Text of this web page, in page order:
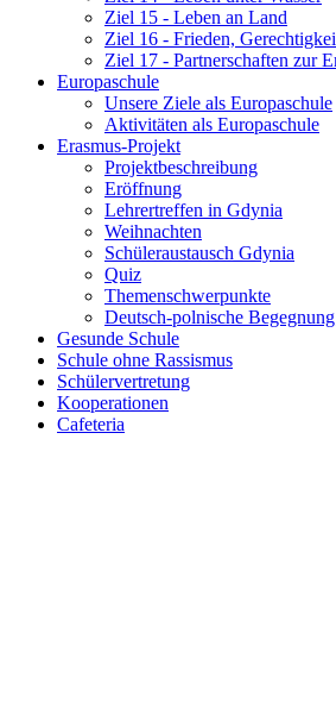
Ziel 15 - Leben an Land
Ziel 16 - Frieden,
Ziel 17 - Partnerschaften zur
Europaschule
Unsere Ziele als Europaschule
Aktivitäten als Europaschule
Erasmus-Projekt
Projektbeschreibung
Eröffnung
Lehrertreffen in Gdynia
Weihnachten
Schüleraustausch Gdynia
Quiz
Themenschwerpunkte
Deutsch-polnische
Gesunde Schule
Schule ohne Rassismus
Schülervertretung
Kooperationen
Cafeteria